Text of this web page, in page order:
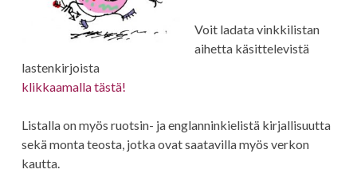
Voit ladata vinkkilistan
aihetta käsittelevistä
lastenkirjoista
klikkaamalla tästä!
Listalla on myös ruotsin- ja englanninkielistä kirjallisuutta
sekä monta teosta, jotka ovat saatavilla myös verkon
kautta.